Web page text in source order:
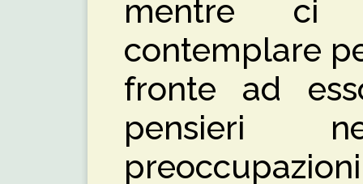
mentre ci
contemplare
fronte ad
pensieri